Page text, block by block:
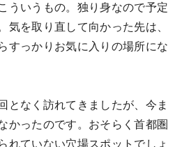
ういうもの。独り身なので予定
気を取り直して向かった先は、
すっかりお気に入りの場所にな
となく訪れてきましたが、今ま
かったのです。おそらく首都圏
れていない穴場スポットでしょ